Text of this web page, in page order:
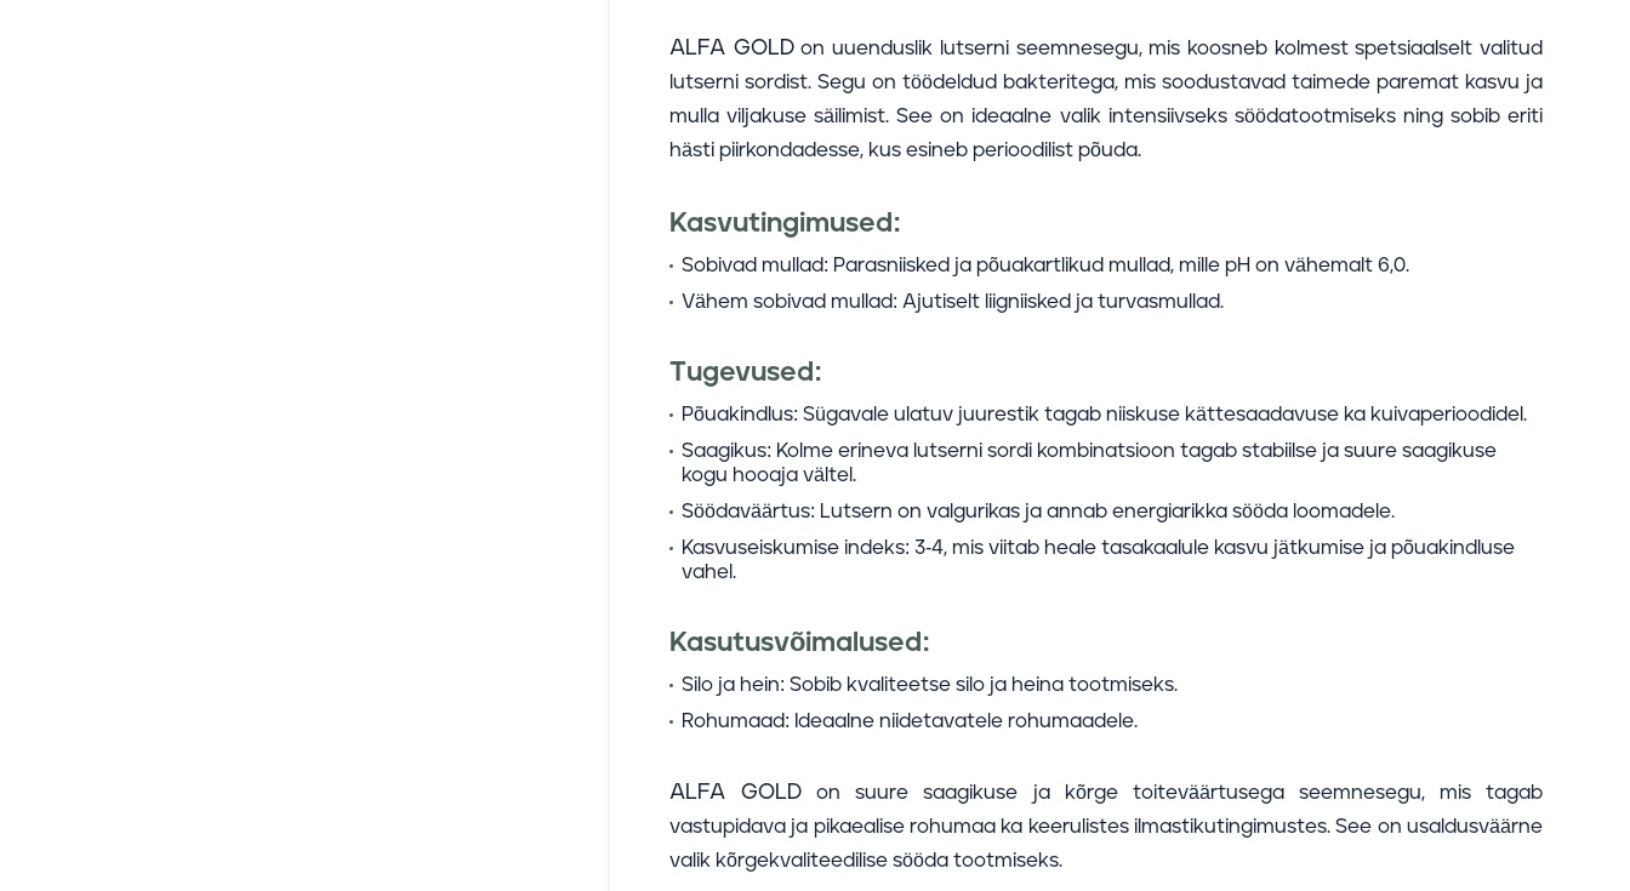
ALFA GOLDon uuenduslik lutserni seemnesegu, mis koosneb kolmest spetsiaalselt valitud
lutserni sordist. Segu on töödeldud bakteritega, mis soodustavad taimede paremat kasvu ja
mulla viljakuse säilimist. See on ideaalne valik intensiivseks söödatootmiseks ning sobib eriti
hästi piirkondadesse, kus esineb perioodilist põuda.
Kasvutingimused:
Sobivad mullad: Parasniisked ja põuakartlikud mullad, mille pH on vähemalt 6,0.
Vähem sobivad mullad: Ajutiselt liigniisked ja turvasmullad.
Tugevused:
Põuakindlus: Sügavale ulatuv juurestik tagab niiskuse kättesaadavuse ka kuivaperioodidel.
Saagikus: Kolme erineva lutserni sordi kombinatsioon tagab stabiilse ja suure saagikuse
kogu hooaja vältel.
Söödaväärtus: Lutsern on valgurikas ja annab energiarikka sööda loomadele.
Kasvuseiskumise indeks: 3-4, mis viitab heale tasakaalule kasvu jätkumise ja põuakindluse
vahel.
Kasutusvõimalused:
Silo ja hein: Sobib kvaliteetse silo ja heina tootmiseks.
Rohumaad: Ideaalne niidetavatele rohumaadele.
ALFA GOLD on suure saagikuse ja kõrge toiteväärtusega seemnesegu, mis tagab
vastupidava ja pikaealise rohumaa ka keerulistes ilmastikutingimustes. See on usaldusväärne
valik kõrgekvaliteedilise sööda tootmiseks.